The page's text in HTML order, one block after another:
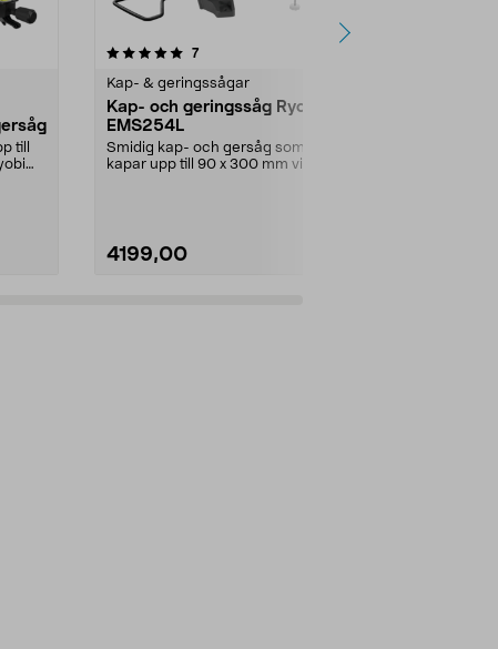
till
7recensioner
Kap- & geringssågar
Kap- och geringssåg Ryobi
EMS254L
Smidig kap- och gersåg som
kapar upp till 90 x 300 mm vid 90°.
4199,00
4.5 av 5 stjärnor